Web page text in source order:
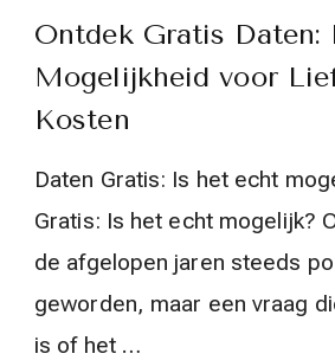
Ontdek Gratis Daten:
Mogelijkheid voor
Kosten
Daten Gratis: Is het echt
Gratis: Is het echt mogelijk?
de afgelopen jaren steeds
geworden, maar een vraag
is of het …